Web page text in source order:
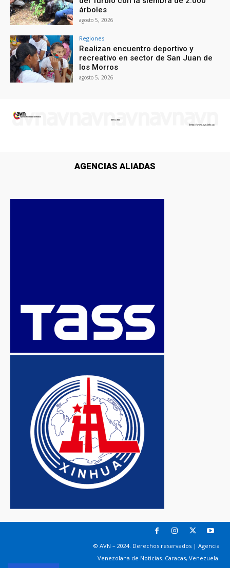
árboles
agosto 5, 2026
Regiones
Realizan encuentro deportivo y
recreativo en sector de San Juan de
los Morros
agosto 5, 2026
AGENCIAS ALIADAS
© AVN – 2024. Derechos reservados | Agencia
Venezolana de Noticias. Caracas, Venezuela.